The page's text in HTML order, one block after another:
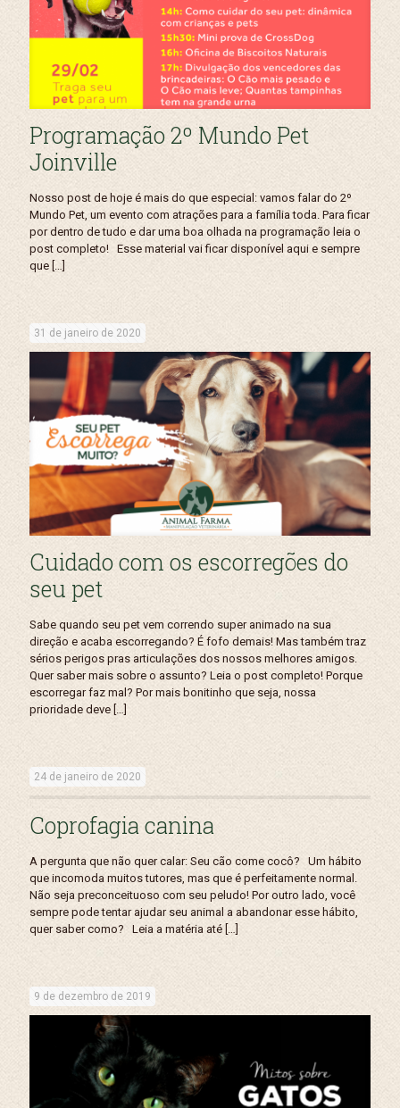
Programação 2º Mundo Pet
Joinville
Nosso post de hoje é mais do que especial: vamos falar do 2º
Mundo Pet, um evento com atrações para a família toda. Para ficar
por dentro de tudo e dar uma boa olhada na programação leia o
post completo! Esse material vai ficar disponível aqui e sempre
que […]
31 de janeiro de 2020
Cuidado com os escorregões do
seu pet
Sabe quando seu pet vem correndo super animado na sua
direção e acaba escorregando? É fofo demais! Mas também traz
sérios perigos pras articulações dos nossos melhores amigos.
Quer saber mais sobre o assunto? Leia o post completo! Porque
escorregar faz mal? Por mais bonitinho que seja, nossa
prioridade deve […]
24 de janeiro de 2020
Coprofagia canina
A pergunta que não quer calar: Seu cão come cocô? Um hábito
que incomoda muitos tutores, mas que é perfeitamente normal.
Não seja preconceituoso com seu peludo! Por outro lado, você
sempre pode tentar ajudar seu animal a abandonar esse hábito,
quer saber como? Leia a matéria até […]
9 de dezembro de 2019